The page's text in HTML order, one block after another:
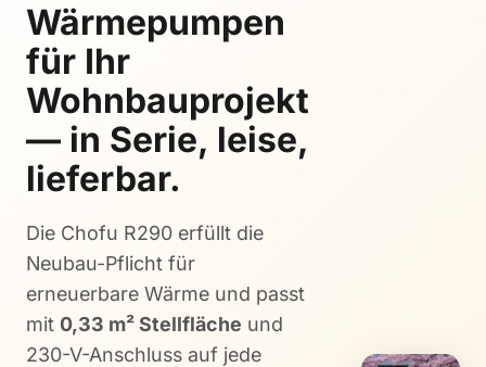
Wärmepumpen
für Ihr
Wohnbauprojekt
— in Serie, leise,
lieferbar.
Die Chofu R290 erfüllt die
Neubau-Pflicht für
erneuerbare Wärme und passt
mit 0,33 m² Stellfläche und
230-V-Anschluss auf jede